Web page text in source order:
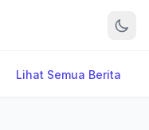
Lihat Semua Berita